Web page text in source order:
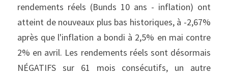
rendements réels (Bunds 10 ans - inflation) ont
atteint de nouveaux plus bas historiques, à -2,67%
après que l'inflation a bondi à 2,5% en mai contre
2% en avril. Les rendements réels sont désormais
NÉGATIFS sur 61 mois consécutifs, un autre